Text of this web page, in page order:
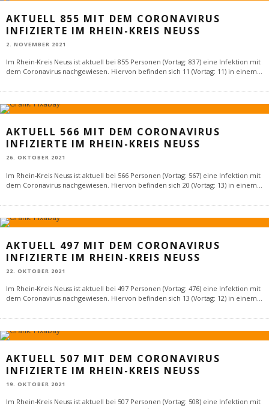
AKTUELL 855 MIT DEM CORONAVIRUS
INFIZIERTE IM RHEIN-KREIS NEUSS
2. NOVEMBER 2021
Im Rhein-Kreis Neuss ist aktuell bei 855 Personen (Vortag: 837) eine Infektion mit
dem Coronavirus nachgewiesen. Hiervon befinden sich 11 (Vortag: 11) in einem...
AKTUELL 566 MIT DEM CORONAVIRUS
INFIZIERTE IM RHEIN-KREIS NEUSS
26. OKTOBER 2021
Im Rhein-Kreis Neuss ist aktuell bei 566 Personen (Vortag: 567) eine Infektion mit
dem Coronavirus nachgewiesen. Hiervon befinden sich 20 (Vortag: 13) in einem
AKTUELL 497 MIT DEM CORONAVIRUS
INFIZIERTE IM RHEIN-KREIS NEUSS
22. OKTOBER 2021
Im Rhein-Kreis Neuss ist aktuell bei 497 Personen (Vortag: 476) eine Infektion mit
dem Coronavirus nachgewiesen. Hiervon befinden sich 13 (Vortag: 12) in einem
AKTUELL 507 MIT DEM CORONAVIRUS
INFIZIERTE IM RHEIN-KREIS NEUSS
19. OKTOBER 2021
Im Rhein-Kreis Neuss ist aktuell bei 507 Personen (Vortag: 508) eine Infektion mit